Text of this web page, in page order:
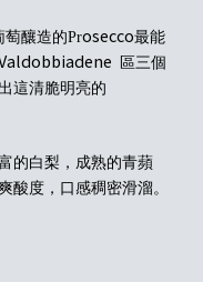
萄釀造的Prosecco最能
區三個
這清脆明亮的
的白梨 ， 成熟的青蘋
酸度，口感稠密滑溜。